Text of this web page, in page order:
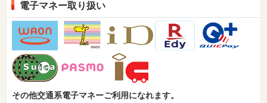
電子マネー取り扱い
その他交通系電子マネーご利用になれます。